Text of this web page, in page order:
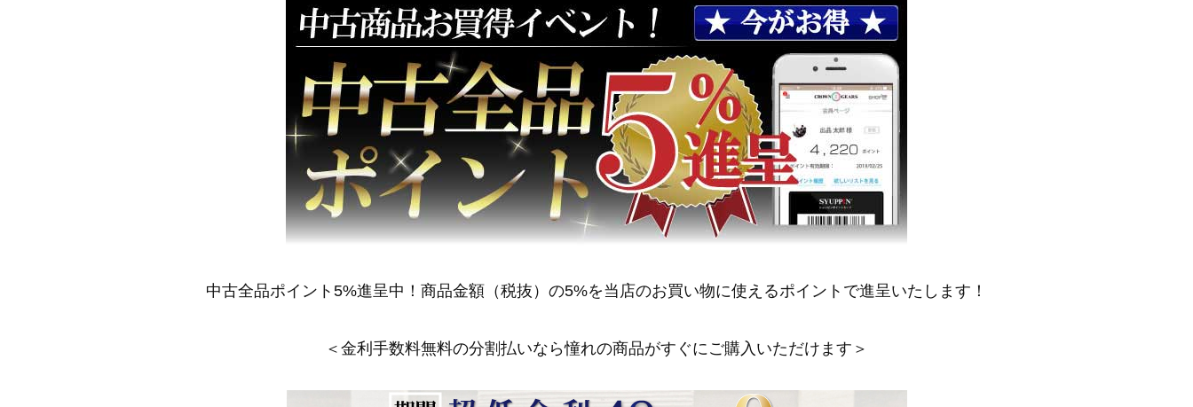
中古全品ポイント5%進呈中！商品金額（税抜）の5%を当店のお買い物に使えるポイントで進呈いたします！
＜金利手数料無料の分割払いなら憧れの商品がすぐにご購入いただけます＞